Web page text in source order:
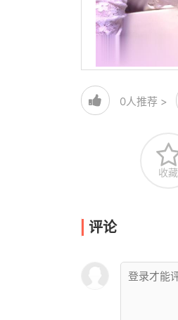
0人推荐 >
收藏
评论